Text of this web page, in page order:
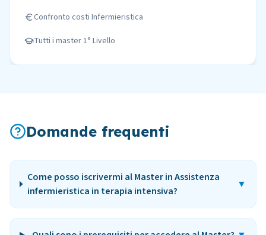
Confronto costi Infermieristica
Tutti i master1° Livello
Domande frequenti
Come posso iscrivermi al Master in Assistenza
infermieristica in terapia intensiva?
▼